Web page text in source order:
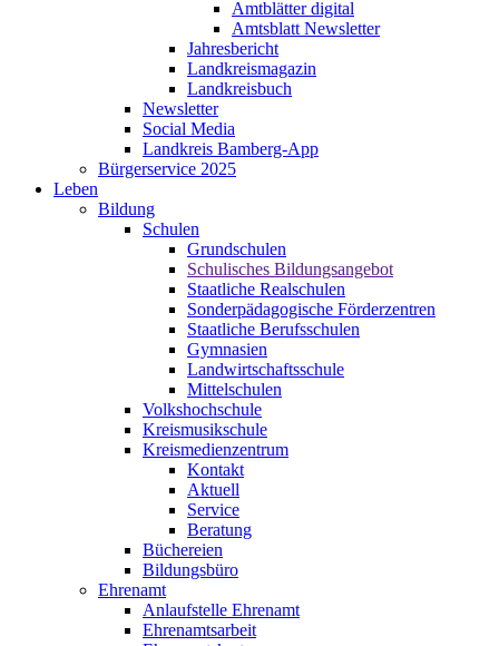
Amtblätter digital
Amtsblatt Newsletter
Jahresbericht
Landkreismagazin
Landkreisbuch
Newsletter
Social Media
Landkreis Bamberg-App
Bürgerservice 2025
Leben
Bildung
Schulen
Grundschulen
Schulisches Bildungsangebot
Staatliche Realschulen
Sonderpädagogische Förderzentren
Staatliche Berufsschulen
Gymnasien
Landwirtschaftsschule
Mittelschulen
Volkshochschule
Kreismusikschule
Kreismedienzentrum
Kontakt
Aktuell
Service
Beratung
Büchereien
Bildungsbüro
Ehrenamt
Anlaufstelle Ehrenamt
Ehrenamtsarbeit